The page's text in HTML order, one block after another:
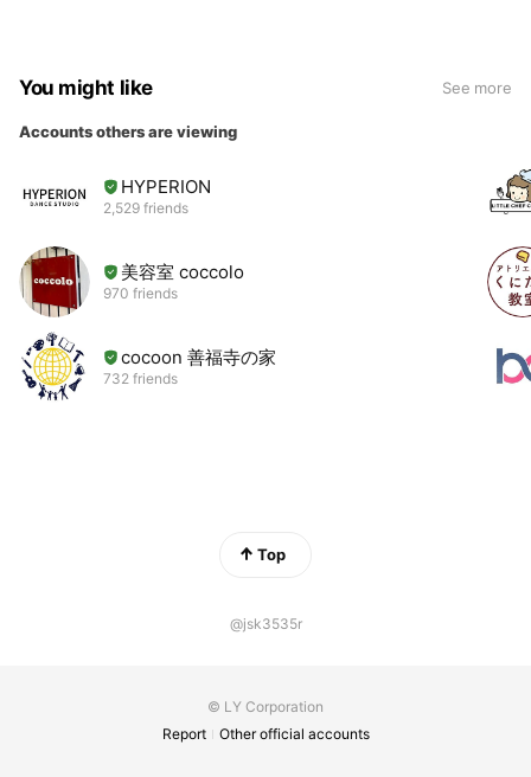
You might like See more
Accounts others are viewing
HYPERION
2,529 friends
美容室 coccolo
970 friends
cocoon 善福寺の家
732 friends
Top
@jsk3535r
© LY Corporation
Report
Other official accounts